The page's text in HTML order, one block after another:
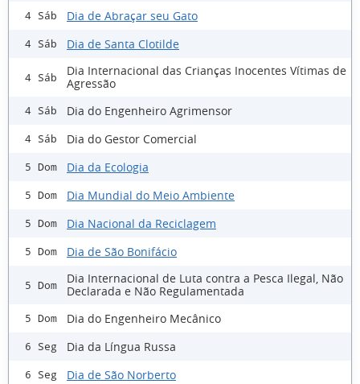
4 Sáb Dia de Abraçar seu Gato
4 Sáb Dia de Santa Clotilde
4 Sáb
Dia Internacional das Crianças Inocentes Vítimas de
Agressão
4 Sáb Dia do Engenheiro Agrimensor
4 Sáb Dia do Gestor Comercial
5 Dom Dia da Ecologia
5 Dom Dia Mundial do Meio Ambiente
5 Dom Dia Nacional da Reciclagem
5 Dom Dia de São Bonifácio
5 Dom
Dia Internacional de Luta contra a Pesca Ilegal, Não
Declarada e Não Regulamentada
5 Dom Dia do Engenheiro Mecânico
6 Seg Dia da Língua Russa
6 Seg Dia de São Norberto